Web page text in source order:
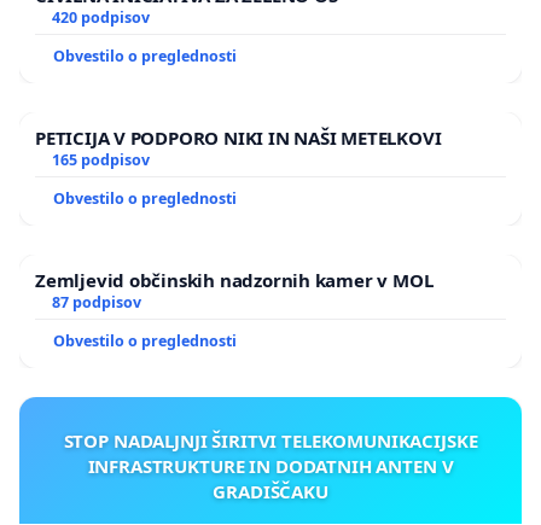
420 podpisov
Obvestilo o preglednosti
PETICIJA V PODPORO NIKI IN NAŠI METELKOVI
165 podpisov
Obvestilo o preglednosti
Zemljevid občinskih nadzornih kamer v MOL
87 podpisov
Obvestilo o preglednosti
STOP NADALJNJI ŠIRITVI TELEKOMUNIKACIJSKE
INFRASTRUKTURE IN DODATNIH ANTEN V
GRADIŠČAKU